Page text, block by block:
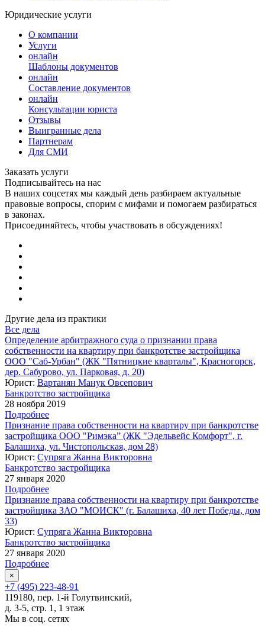
Юридические услуги
О компании
Услуги
онлайн
Шаблоны документов
онлайн
Составление документов
онлайн
Консультации юриста
Отзывы
Выигранные дела
Партнерам
Для СМИ
Заказать услуги
Подписывайтесь на нас
В наших соцсетях мы каждый день разбираем актуальные
правовые вопросы, спорим с мифами и помогаем разбираться
в законах.
Присоединяйтесь, чтобы участвовать в обсуждениях!
Другие дела из практики
Все дела
Определение арбитражного суда о признании права
собственности на квартиру при банкротстве застройщика
ООО "Саб-Урбан" (ЖК "Пятницкие кварталы", Красногорск,
дер. Сабурово, ул. Парковая, д. 20)
Юрист: Вартанян Манук Овсепович
Банкротство застройщика
28 ноября 2019
Подробнее
Признание права собственности на квартиру при банкротстве
застройщика ООО "Римэка” (ЖК "Эдельвейс Комфорт", г.
Балашиха, ул. Чистопольская, дом 28)
Юрист: Супряга Жанна Викторовна
Банкротство застройщика
27 января 2020
Подробнее
Признание права собственности на квартиру при банкротстве
застройщика ЗАО "МОИСК" (г. Балашиха, 40 лет Победы, дом
33)
Юрист: Супряга Жанна Викторовна
Банкротство застройщика
27 января 2020
Подробнее
×
+7 (495) 223-48-91
119180, пер. 1-й Голутвинский,
д. 3-5, стр. 1, 1 этаж
Мы в соц. сетях